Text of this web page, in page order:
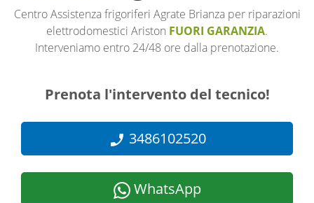
Centro Assistenza frigoriferi Agrate Brianza per riparazioni
elettrodomestici Ariston FUORI GARANZIA.
Interveniamo entro 24/48 ore dalla prenotazione.
Prenota l'intervento del tecnico!
3486102520
WhatsApp